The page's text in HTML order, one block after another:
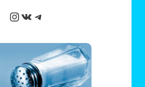
Instagram
ВКонтакте
Telegram